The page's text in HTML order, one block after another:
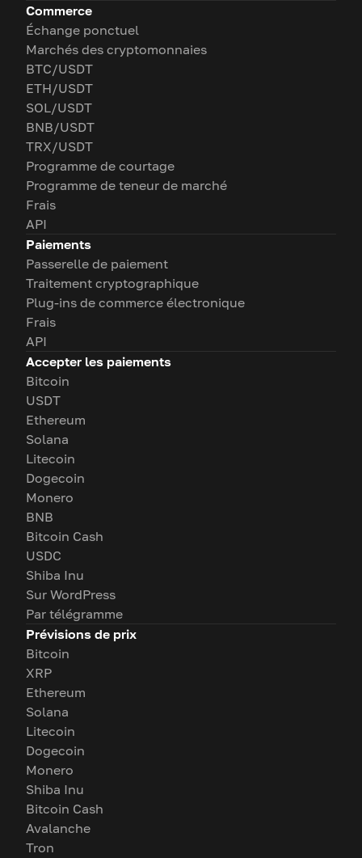
Commerce
Échange ponctuel
Marchés des cryptomonnaies
BTC/USDT
ETH/USDT
SOL/USDT
BNB/USDT
TRX/USDT
Programme de courtage
Programme de teneur de marché
Frais
API
Paiements
Passerelle de paiement
Traitement cryptographique
Plug-ins de commerce électronique
Frais
API
Accepter les paiements
Bitcoin
USDT
Ethereum
Solana
Litecoin
Dogecoin
Monero
BNB
Bitcoin Cash
USDC
Shiba Inu
Sur WordPress
Par télégramme
Prévisions de prix
Bitcoin
XRP
Ethereum
Solana
Litecoin
Dogecoin
Monero
Shiba Inu
Bitcoin Cash
Avalanche
Tron